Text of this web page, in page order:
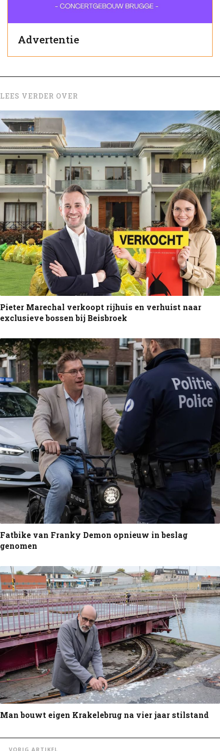
Advertentie
LEES VERDER OVER
Pieter Marechal verkoopt rijhuis en verhuist naar
exclusieve bossen bij Beisbroek
Fatbike van Franky Demon opnieuw in beslag
genomen
Man bouwt eigen Krakelebrug na vier jaar stilstand
VORIG ARTIKEL